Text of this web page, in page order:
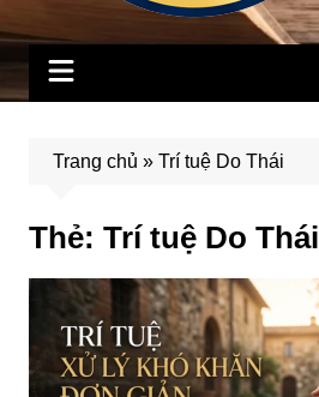
Trang chủ » Trí tuệ Do Thái
Thẻ: Trí tuệ Do Thái